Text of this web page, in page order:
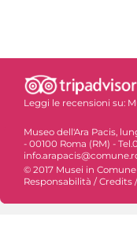
Leggi le recensioni su:
Museo dell'Ara Pacis,
- 00100 Roma (RM) -
© 2017 Musei in Comune
Responsabilità /Credits